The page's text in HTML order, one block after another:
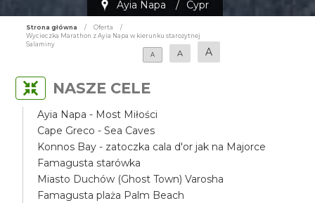
Ayia Napa / Cypr
Strona główna / Oferta
/
Wycieczka Marathon z Ayia Napa w kierunku starożytnej
Salaminy
A
A A
NASZE CELE
Ayia Napa - Most Miłości
Cape Greco - Sea Caves
Konnos Bay - zatoczka cala d'or jak na Majorce
Famagusta starówka
Miasto Duchów (Ghost Town) Varosha
Famagusta plaża Palm Beach